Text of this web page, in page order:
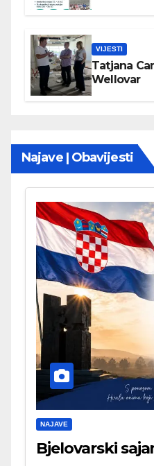
VIJESTI
Tatjana
Wellovar
Najave | Obavijesti
NAJAVE
Bjelovarski